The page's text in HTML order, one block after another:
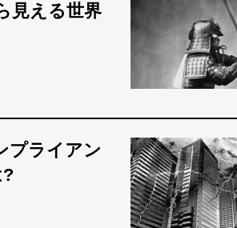
見える世界
プライアン